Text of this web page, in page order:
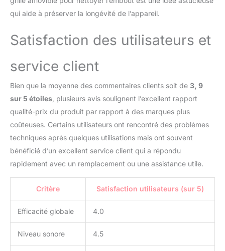
qui aide à préserver la longévité de l’appareil.
Satisfaction des utilisateurs et
service client
Bien que la moyenne des commentaires clients soit de 3, 9
sur 5 étoiles , plusieurs avis soulignent l’excellent rapport
qualité-prix du produit par rapport à des marques plus
coûteuses. Certains utilisateurs ont rencontré des problèmes
techniques après quelques utilisations mais ont souvent
bénéficié d’un excellent service client qui a répondu
rapidement avec un remplacement ou une assistance utile.
Critère Satisfaction utilisateurs (sur 5)
Efficacité globale 4.0
Niveau sonore 4.5